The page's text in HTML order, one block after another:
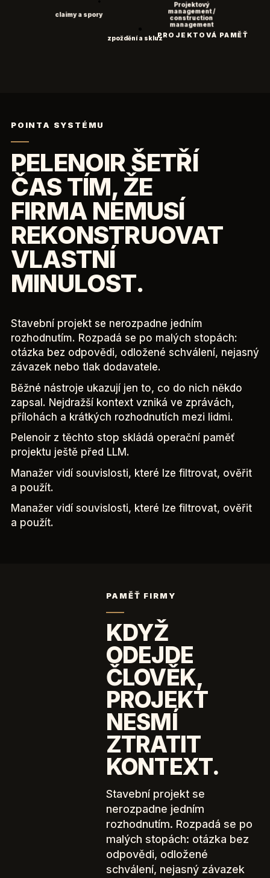
PROJEKTOVÁ PAMĚŤ
Projektový
management /
construction
management
zpoždění a skluz
claimy a spory
POINTA SYSTÉMU
PELENOIR ŠETŘÍ
ČAS TÍM, ŽE
FIRMA NEMUSÍ
REKONSTRUOVAT
VLASTNÍ
MINULOST.
Stavební projekt se nerozpadne jedním
rozhodnutím. Rozpadá se po malých stopách:
otázka bez odpovědi, odložené schválení, nejasný
závazek nebo tlak dodavatele.
Běžné nástroje ukazují jen to, co do nich někdo
zapsal. Nejdražší kontext vzniká ve zprávách,
přílohách a krátkých rozhodnutích mezi lidmi.
Pelenoir z těchto stop skládá operační paměť
projektu ještě před LLM.
Manažer vidí souvislosti, které lze filtrovat, ověřit
a použít.
Manažer vidí souvislosti, které lze filtrovat, ověřit
a použít.
PAMĚŤ FIRMY
KDYŽ
ODEJDE
ČLOVĚK,
PROJEKT
NESMÍ
ZTRATIT
KONTEXT.
Stavební projekt se
nerozpadne jedním
rozhodnutím. Rozpadá se po
malých stopách: otázka bez
odpovědi, odložené
schválení, nejasný závazek